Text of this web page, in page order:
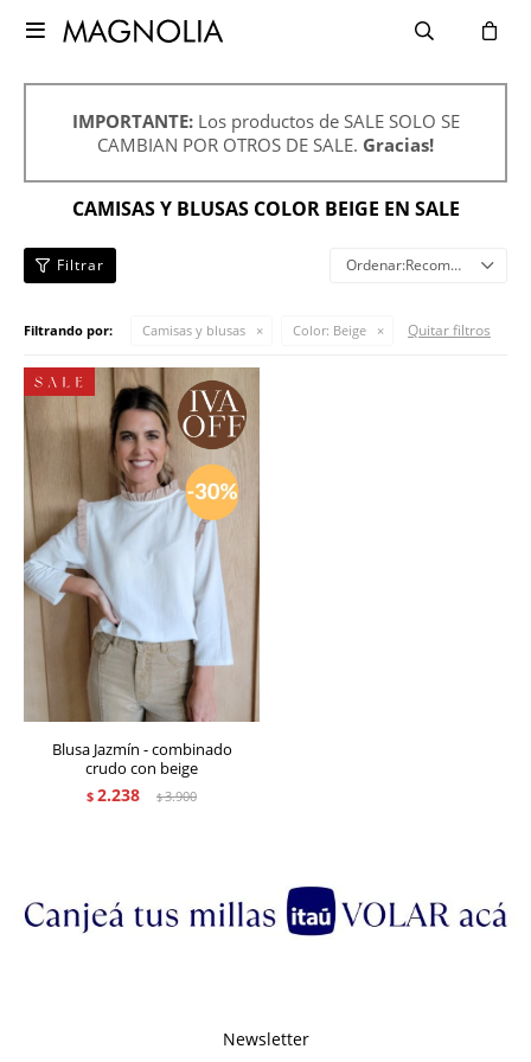

IMPORTANTE: Los productos de SALE SOLO SE
CAMBIAN POR OTROS DE SALE. Gracias!
CAMISAS Y BLUSAS COLOR BEIGE EN SALE
Recomendados
Filtrando por: Camisas y blusas Color: Beige Quitar filtros
Blusa Jazmín - combinado
crudo con beige
$ 2.238 $3.900
Newsletter